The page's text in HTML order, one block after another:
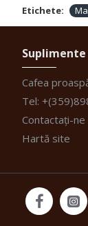
Etichete:
Suplimente
Cafea
Tel:
Contactați-ne
Hartă site